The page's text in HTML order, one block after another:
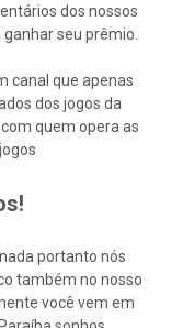
dos nossos
seu prêmio.
canal que apenas
dos jogos da
quem opera as
portanto nós
também no nosso
você vem em